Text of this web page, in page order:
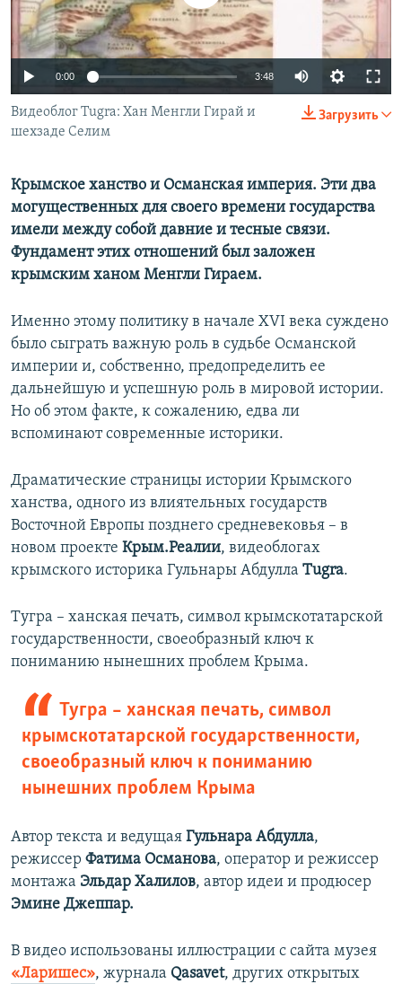
ПОБЕДИТЕЛЕЙ НЕ СУДЯТ?
КРЫМ.НЕПОКОРЕННЫЙ
ELIFBE
УКРАИНСКАЯ ПРОБЛЕМА КРЫМА
ПРИСОЕДИНЯЙТЕСЬ!
Все сайты RFE/RL
0:00 3:48
Загрузить
Видеоблог Tugra: Хан Менгли Гирай и
шехзаде Селим
Крымское ханство и Османская империя. Эти два
могущественных для своего времени государства
имели между собой давние и тесные связи.
Фундамент этих отношений был заложен
крымским ханом Менгли Гираем.
Именно этому политику в начале XVI века суждено
было сыграть важную роль в судьбе Османской
империи и, собственно, предопределить ее
дальнейшую и успешную роль в мировой истории.
Но об этом факте, к сожалению, едва ли
вспоминают современные историки.
Драматические страницы истории Крымского
ханства, одного из влиятельных государств
Восточной Европы позднего средневековья – в
новом проекте Крым.Реалии, видеоблогах
крымского историка Гульнары Абдулла Tugra.
Тугра – ханская печать, символ крымскотатарской
государственности, своеобразный ключ к
пониманию нынешних проблем Крыма.
Тугра – ханская печать, символ
крымскотатарской государственности,
своеобразный ключ к пониманию
нынешних проблем Крыма
Автор текста и ведущая Гульнара Абдулла,
режиссер Фатима Османова, оператор и режиссер
монтажа Эльдар Халилов, автор идеи и продюсер
Эмине Джеппар.
В видео использованы иллюстрации с сайта музея
«Ларишес», журнала Qasavet, других открытых